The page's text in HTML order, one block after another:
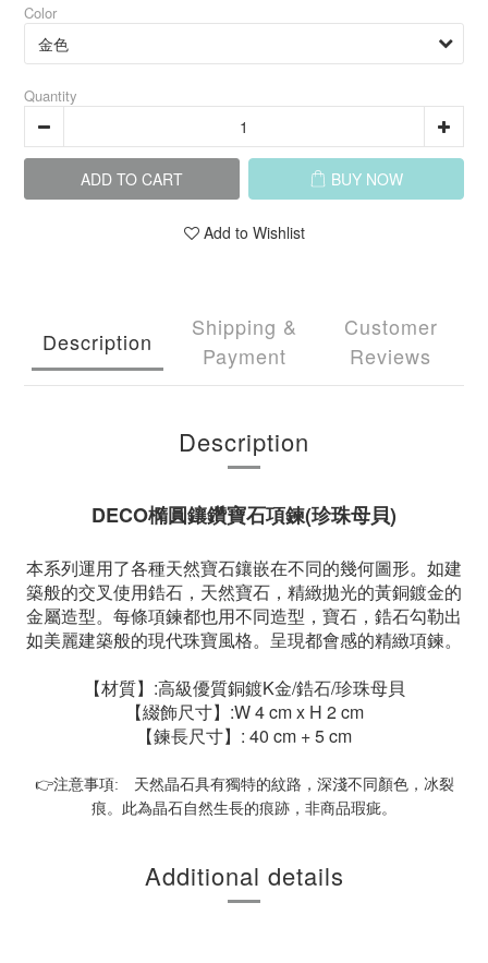
Color
Quantity
ADD TO CART BUY NOW
Add to Wishlist
Description
Shipping &
Payment
Customer
Reviews
Description
DECO橢圓鑲鑽寶石項鍊(珍珠母貝)
本系列運用了各種天然寶石鑲嵌在不同的幾何圖形。如建
築般的交叉使用鋯石，天然寶石，精緻拋光的黃銅鍍金的
金屬造型。每條項鍊都也用不同造型，寶石，鋯石勾勒出
如美麗建築般的現代珠寶風格。呈現都會感的精緻項鍊。
【材質】:高級優質銅鍍K金/鋯石/珍珠母貝
【綴飾尺寸】:W 4 cm x H 2 cm
【鍊長尺寸】: 40 cm + 5 cm
👉注意事項: 天然晶石具有獨特的紋路，深淺不同顏色，冰裂
痕。此為晶石自然生長的痕跡，非商品瑕疵。
Additional details